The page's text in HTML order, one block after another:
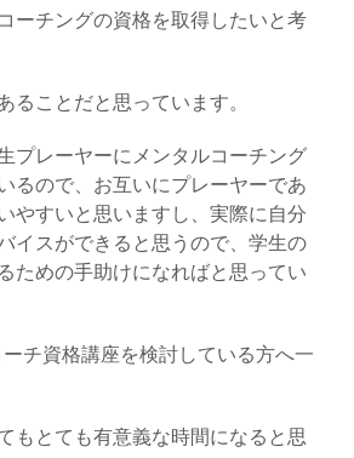
ーチングの資格を取得したいと考
ることだと思っています。
プレーヤーにメンタルコーチング
るので、お互いにプレーヤーであ
やすいと思いますし、実際に自分
イスができると思うので、学生の
ための手助けになればと思ってい
チ資格講座を検討している方へ一
もとても有意義な時間になると思